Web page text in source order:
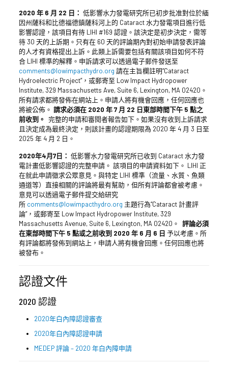
2020 年 6 月 22 日： 低影響水力發電研究所已初步批准對位於緬
因州薩科和比德福德鎮薩科河上的 Cataract 水力發電項目進行低
影響認證，該項目有待 LIHI #169 認證。該決定是初步決定，需等
待 30 天的上訴期。只有在 60 天的評論期內對初始申請發表評論
的人才有資格提出上訴。此類上訴需要包括有關該項目如何不符
合 LIHI 標準的解釋。申訴請求可以透過電子郵件發送至
comments@lowimpacthydro.org 請在主旨欄註明“Cataract
Hydroelectric Project”，或郵寄至 Low Impact Hydropower
Institute, 329 Massachusetts Ave, Suite 6, Lexington, MA 02420。
所有請求都將發佈在網站上。申請人將有機會回應，任何回應也
將被公佈。 請求必須在 2020 年 7 月 22 日東部時間下午 5 點之
前收到。 完整的申請和審閱者報告如下。如果沒有收到上訴請求
且決定成為最終決定，則該計畫的認證期限為 2020 年 4 月 3 日至
2025 年 4 月 2 日。
2020年4月7日： 低影響水力發電研究所已收到 Cataract 水力發
電計畫低影響認證的完整申請。 該項目的申請資料如下。 LIHI 正
在就此申請徵求公眾意見。與特定 LIHI 標準（流量、水質、魚類
通道等）直接相關的評論將最有幫助，但所有評論都會被考慮。
意見可以透過電子郵件提交給研究
所 comments@lowimpacthydro.org 主題行為“Cataract 計畫評
論”，或郵寄至 Low Impact Hydropower Institute, 329
Massachusetts Avenue, Suite 6, Lexington, MA 02420。 評論必須
在東部時間下午 5 點或之前收到 2020 年 6 月 6 日 予以考慮。所
有評論都將發佈到網站上，申請人將有機會回應。任何回應也將
被發布。
認證文件
2020 認證
2020年白內障認證審查
2020年白內障認證申請
MEDEP 評論 – 2020 年白內障申請